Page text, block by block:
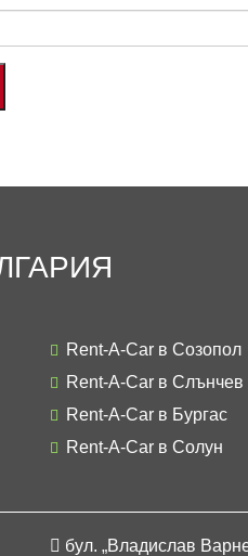
Rent-A-Car в Созопол
Rent-A-Car в Слънчев
Rent-A-Car в Бургас
Rent-A-Car в Солун
бул. „Владислав